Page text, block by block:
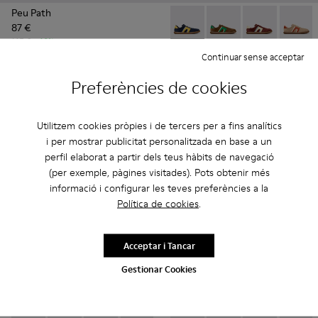
Preferències de cookies
Utilitzem cookies pròpies i de tercers per a fins analítics
i per mostrar publicitat personalitzada en base a un
perfil elaborat a partir dels teus hàbits de navegació
(per exemple, pàgines visitades). Pots obtenir més
informació i configurar les teves preferències a la
Política de cookies.
Gestionar Cookies
Continuar sense acceptar
Acceptar i Tancar
Peu Path
87 €
145 € -40%
Afegir
Pelotas Soller - K100937-
Pelotas Soller -
Pelotas Soller
Pelotas Soller
120 € -40%